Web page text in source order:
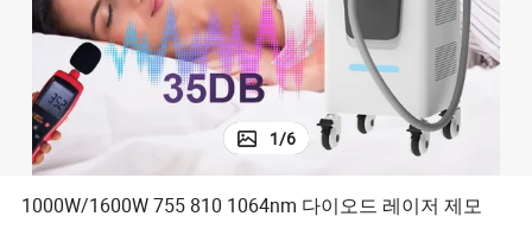
1/6
1000W/1600W 755 810 1064nm 다이오드 레이저 제모